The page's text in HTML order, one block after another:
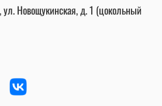
Новощукинская, д. 1 (цокольный